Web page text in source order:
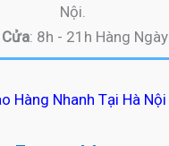
Nội.
: 8h - 21h Hàng Ngày
Hàng Nhanh Tại Hà Nội